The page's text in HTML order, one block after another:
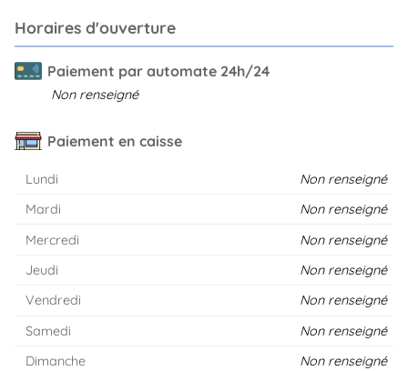
Horaires d'ouverture
Paiement par automate 24h/24
Non renseigné
Paiement en caisse
Lundi
Non renseigné
Mardi
Non renseigné
Mercredi
Non renseigné
Jeudi
Non renseigné
Vendredi
Non renseigné
Samedi
Non renseigné
Dimanche
Non renseigné